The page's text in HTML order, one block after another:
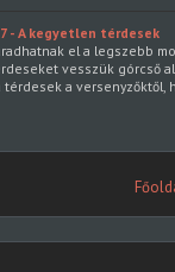
- A kegyetlen térdesek
el a legszebb
vesszük górcső
a versenyzőktől,